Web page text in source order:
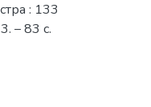
: 133
– 83 с.